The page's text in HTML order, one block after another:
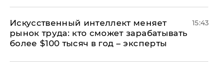
Искусственный интеллект меняет
рынок труда: кто сможет зарабатывать
более $100 тысяч в год – эксперты
15:43